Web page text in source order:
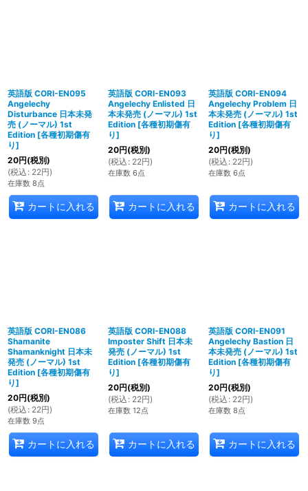
英語版 CORI-EN095
Angelechy
Disturbance 日本未発
売 (ノーマル) 1st
Edition [各種初期傷有
り]
20円(税別)
(税込 : 22円)
在庫数 8点
カートに入れる
英語版 CORI-EN093
Angelechy Enlisted 日
本未発売 (ノーマル) 1st
Edition [各種初期傷有
り]
20円(税別)
(税込 : 22円)
在庫数 6点
カートに入れる
英語版 CORI-EN094
Angelechy Problem 日
本未発売 (ノーマル) 1st
Edition [各種初期傷有
り]
20円(税別)
(税込 : 22円)
在庫数 6点
カートに入れる
英語版 CORI-EN086
Shamanite
Shamanknight 日本未
発売 (ノーマル) 1st
Edition [各種初期傷有
り]
20円(税別)
(税込 : 22円)
在庫数 9点
カートに入れる
英語版 CORI-EN088
Imposter Shift 日本未
発売 (ノーマル) 1st
Edition [各種初期傷有
り]
20円(税別)
(税込 : 22円)
在庫数 12点
カートに入れる
英語版 CORI-EN091
Angelechy Bastion 日
本未発売 (ノーマル) 1st
Edition [各種初期傷有
り]
20円(税別)
(税込 : 22円)
在庫数 8点
カートに入れる